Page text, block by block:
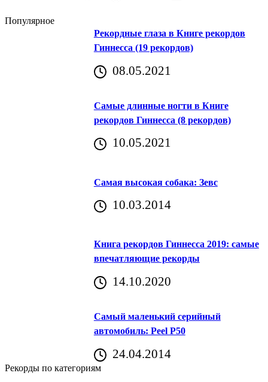
Популярное
Рекордные глаза в Книге рекордов
Гиннесса (19 рекордов)
08.05.2021
Самые длинные ногти в Книге
рекордов Гиннесса (8 рекордов)
10.05.2021
Самая высокая собака: Зевс
10.03.2014
Книга рекордов Гиннесса 2019: самые
впечатляющие рекорды
14.10.2020
Самый маленький серийный
автомобиль: Peel P50
24.04.2014
Рекорды по категориям